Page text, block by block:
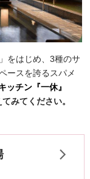
をはじめ、3種のサ
ースを誇るスパメ
ッチン『一休』
みてください。